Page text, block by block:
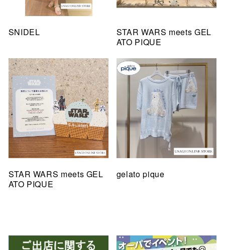
SNIDEL
STAR WARS meets GEL
ATO PIQUE
STAR WARS meets GEL
ATO PIQUE
gelato pique